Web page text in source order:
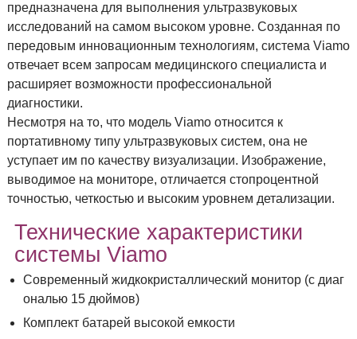
предназначена для выполнения ультразвуковых
исследований на самом высоком уровне. Созданная по
передовым инновационным технологиям, система Viamo
отвечает всем запросам медицинского специалиста и
расширяет возможности профессиональной
диагностики.
Несмотря на то, что модель Viamo относится к
портативному типу ультразвуковых систем, она не
уступает им по качеству визуализации. Изображение,
выводимое на мониторе, отличается стопроцентной
точностью, четкостью и высоким уровнем детализации.
Технические характеристики
системы Viamo
Современный жидкокристаллический монитор (с диаг
ональю 15 дюймов)
Комплект батарей высокой емкости